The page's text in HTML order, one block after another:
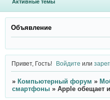
Активные темы
Объявление
Привет, Гость! Войдите или
» Компьютерный форум »
смартфоны » Apple обещает